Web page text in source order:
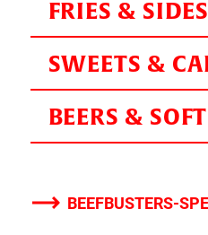
FRIES & SIDES
SWEETS &
BEERS &
BEEFBUSTERS-